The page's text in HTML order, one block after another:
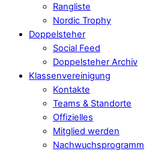
Rangliste
Nordic Trophy
Doppelsteher
Social Feed
Doppelsteher Archiv
Klassenvereinigung
Kontakte
Teams & Standorte
Offizielles
Mitglied werden
Nachwuchsprogramm